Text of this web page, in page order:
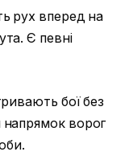
рух вперед на
Є певні
бої без
ворог